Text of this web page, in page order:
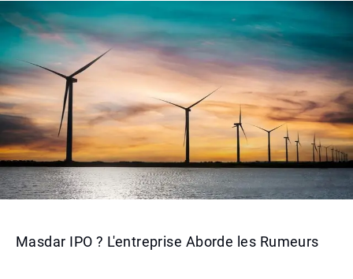
Masdar IPO ? L'entreprise Aborde les Rumeurs